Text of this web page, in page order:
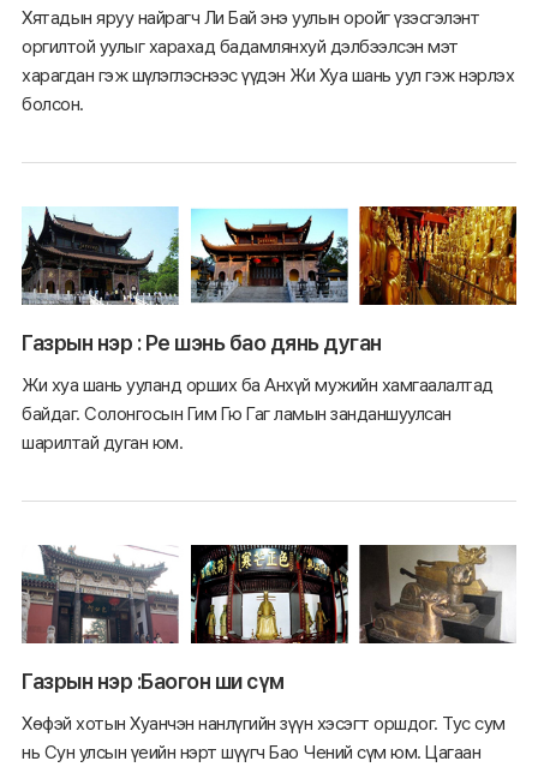
Хятадын яруу найрагч Ли Бай энэ уулын оройг үзэсгэлэнт
оргилтой уулыг харахад бадамлянхуй дэлбээлсэн мэт
харагдан гэж шүлэглэснээс үүдэн Жи Хуа шань уул гэж нэрлэх
болсон.
Газрын нэр : Ре шэнь бао дянь дуган
Жи хуа шань ууланд орших ба Анхүй мужийн хамгаалалтад
байдаг. Солонгосын Гим Гю Гаг ламын занданшуулсан
шарилтай дуган юм.
Газрын нэр :Баогон ши сүм
Хөфэй хотын Хуанчэн нанлүгийн зүүн хэсэгт оршдог. Тус сум
нь Сун улсын үеийн нэрт шүүгч Бао Чений сүм юм. Цагаан